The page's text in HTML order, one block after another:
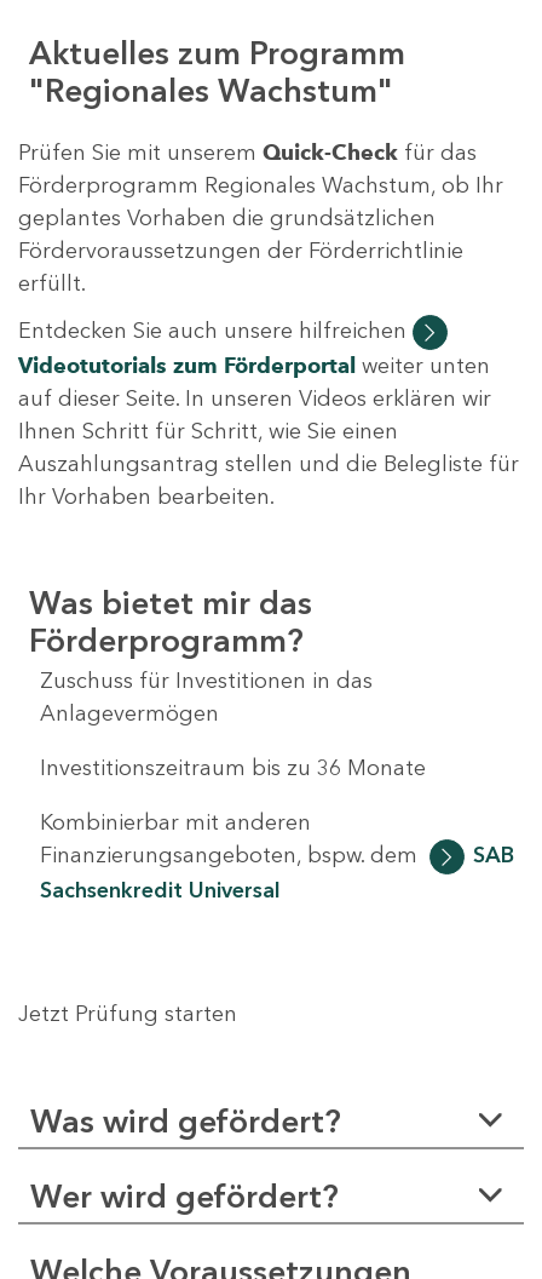
Aktuelles zum Programm
"Regionales Wachstum"
Prüfen Sie mit unserem Quick-Check für das
Förderprogramm Regionales Wachstum, ob Ihr
geplantes Vorhaben die grundsätzlichen
Fördervoraussetzungen der Förderrichtlinie
erfüllt.
Entdecken Sie auch unsere hilfreichen
Videotutorials zum Förderportal weiter unten
auf dieser Seite. In unseren Videos erklären wir
Ihnen Schritt für Schritt, wie Sie einen
Auszahlungsantrag stellen und die Belegliste für
Ihr Vorhaben bearbeiten.
Was bietet mir das
Förderprogramm?
Zuschuss für Investitionen in das
Anlagevermögen
Investitionszeitraum bis zu 36 Monate
Kombinierbar mit anderen
Finanzierungsangeboten, bspw. dem
SAB
Sachsenkredit Universal
Jetzt Prüfung starten
Was wird gefördert?
Wer wird gefördert?
Welche Voraussetzungen